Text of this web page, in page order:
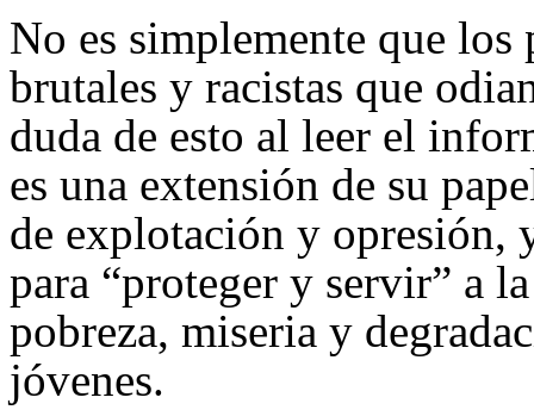
No es simplemente que
brutales y racistas que
duda de esto al leer el
es una extensión de su
de explotación y opresión,
para “proteger y servir” a
pobreza, miseria y
jóvenes.